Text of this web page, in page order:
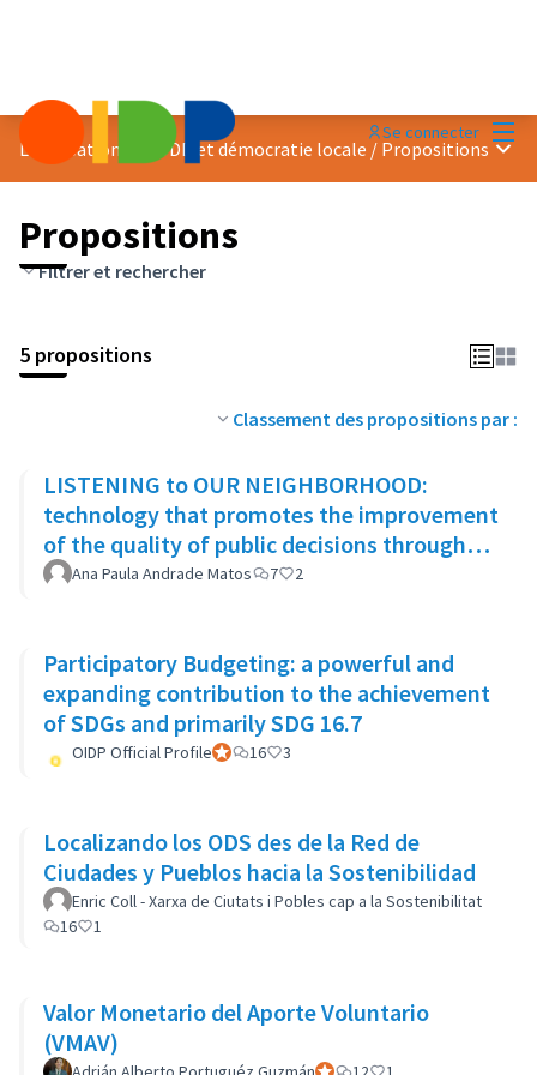
Se connecter
Localisation des ODD et démocratie locale / Propositions
Propositions
Filtrer et rechercher
5 propositions
Classement des propositions par :
LISTENING to OUR NEIGHBORHOOD:
technology that promotes the improvement
of the quality of public decisions through
participatory democracy mechanisms
Ana Paula Andrade Matos 7 2
Participatory Budgeting: a powerful and
expanding contribution to the achievement
of SDGs and primarily SDG 16.7
OIDP Official ProfileParticipant officiel
16 3
Localizando los ODS des de la Red de
Ciudades y Pueblos hacia la Sostenibilidad
Enric Coll - Xarxa de Ciutats i Pobles cap a la Sostenibilitat
16
1
Valor Monetario del Aporte Voluntario
(VMAV)